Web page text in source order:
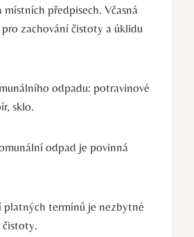
předpisech. Včasná
zachování čistoty a úklidu
odpadu: potravinové
sklo.
odpad je povinná
platných termínů je nezbytné
čistoty.